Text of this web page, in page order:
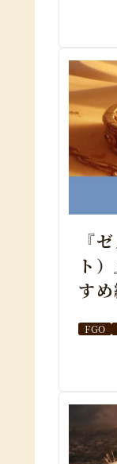
『
ト
す
FGO